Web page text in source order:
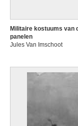
Militaire kostuums van
panelen
Jules Van Imschoot